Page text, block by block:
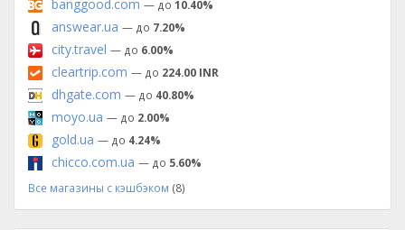
banggood.com — до 10.40%
answear.ua — до 7.20%
city.travel — до 6.00%
cleartrip.com — до 224.00 INR
dhgate.com — до 40.80%
moyo.ua — до 2.00%
gold.ua — до 4.24%
chicco.com.ua — до 5.60%
Все магазины с кэшбэком (8)